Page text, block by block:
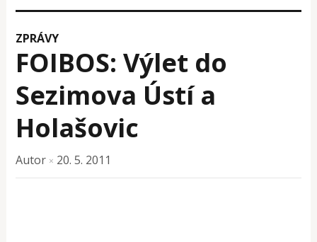
ZPRÁVY
FOIBOS: Výlet do
Sezimova Ústí a
Holašovic
Autor × 20. 5. 2011